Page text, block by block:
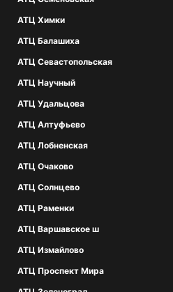
АТЦ Химки
АТЦ Балашиха
АТЦ Севастопольская
АТЦ Научный
АТЦ Удальцова
АТЦ Алтуфьево
АТЦ Лобненская
АТЦ Очаково
АТЦ Солнцево
АТЦ Раменки
АТЦ Варшавское ш
АТЦ Измайлово
АТЦ Проспект Мира